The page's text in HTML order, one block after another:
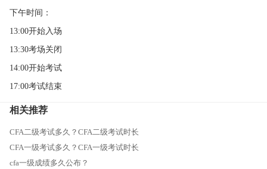
下午时间：
13:00开始入场
13:30考场关闭
14:00开始考试
17:00考试结束
相关推荐
CFA二级考试多久？CFA二级考试时长
CFA一级考试多久？CFA一级考试时长
cfa一级成绩多久公布？